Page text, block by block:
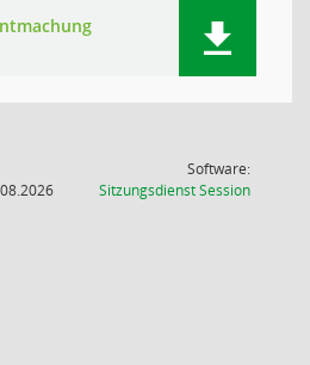
Software:
SitzungsdienstSession(Wird in